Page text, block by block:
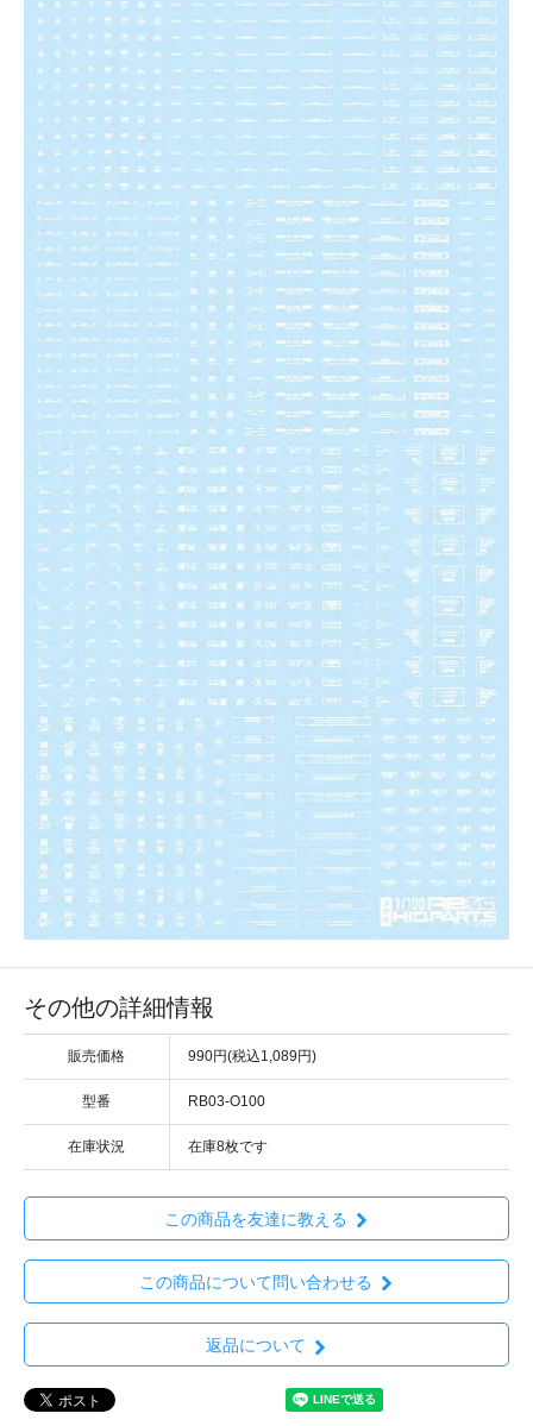
その他の詳細情報
販売価格 990円(税込1,089円)
型番 RB03-O100
在庫状況 在庫8枚です
この商品を友達に教える
この商品について問い合わせる
返品について